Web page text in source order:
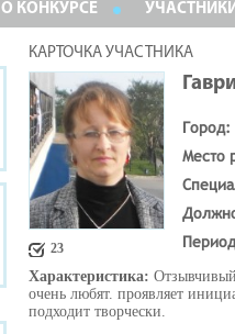
О КОНКУРСЕ
КАРТОЧКА УЧАСТНИКА
23
Город:
Место
Характеристика:
очень любят. проявляет
подходит творчески.